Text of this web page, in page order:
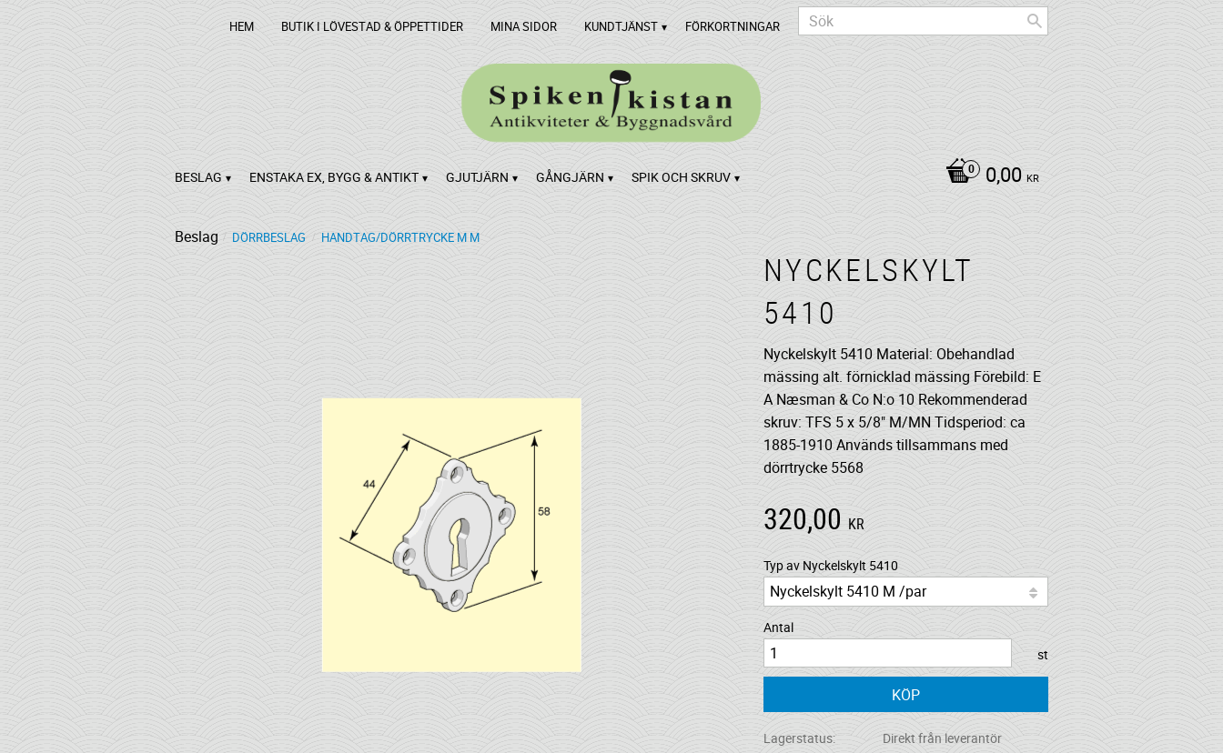
HEM BUTIK I LÖVESTAD & ÖPPETTIDER MINA SIDOR KUNDTJÄNST FÖRKORTNINGAR
0,00 KR
BESLAG ENSTAKA EX, BYGG & ANTIKT GJUTJÄRN GÅNGJÄRN SPIK OCH SKRUV
Beslag DÖRRBESLAG HANDTAG/DÖRRTRYCKE M M
NYCKELSKYLT
5410
Nyckelskylt 5410 Material: Obehandlad
mässing alt. förnicklad mässing Förebild: E
A Næsman & Co N:o 10 Rekommenderad
skruv: TFS 5 x 5/8" M/MN Tidsperiod: ca
1885-1910 Används tillsammans med
dörrtrycke 5568
320,00 KR
Typ av Nyckelskylt 5410
Antal
st
KÖP
Lagerstatus
Direkt från leverantör